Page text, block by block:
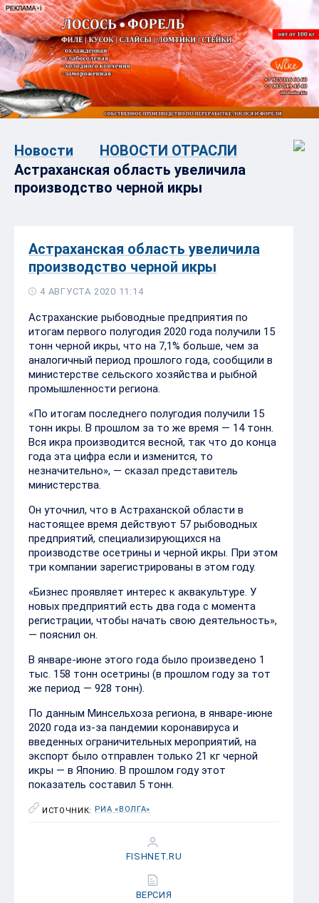
Новости
НОВОСТИ ОТРАСЛИ
Астраханская область увеличила
производство черной икры
Астраханская область увеличила
производство черной икры
4 АВГУСТА 2020 11:14
Астраханские рыбоводные предприятия по
итогам первого полугодия 2020 года получили 15
тонн черной икры, что на 7,1% больше, чем за
аналогичный период прошлого года, сообщили в
министерстве сельского хозяйства и рыбной
промышленности региона.
«По итогам последнего полугодия получили 15
тонн икры. В прошлом за то же время — 14 тонн.
Вся икра производится весной, так что до конца
года эта цифра если и изменится, то
незначительно», — сказал представитель
министерства.
Он уточнил, что в Астраханской области в
настоящее время действуют 57 рыбоводных
предприятий, специализирующихся на
производстве осетрины и черной икры. При этом
три компании зарегистрированы в этом году.
«Бизнес проявляет интерес к аквакультуре. У
новых предприятий есть два года с момента
регистрации, чтобы начать свою деятельность»,
— пояснил он.
В январе-июне этого года было произведено 1
тыс. 158 тонн осетрины (в прошлом году за тот
же период — 928 тонн).
По данным Минсельхоза региона, в январе-июне
2020 года из-за пандемии коронавируса и
введенных ограничительных мероприятий, на
экспорт было отправлен только 21 кг черной
икры — в Японию. В прошлом году этот
показатель составил 5 тонн.
ИСТОЧНИК: РИА «ВОЛГА»
FISHNET.RU
ВЕРСИЯ